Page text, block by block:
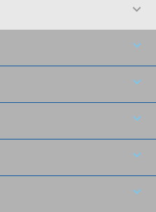





